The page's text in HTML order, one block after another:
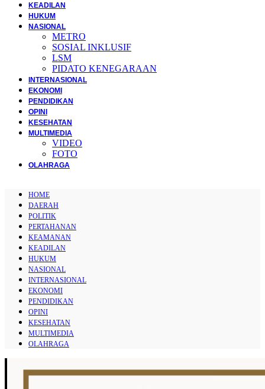
KEADILAN
HUKUM
NASIONAL
METRO
SOSIAL INKLUSIF
LSM
PIDATO KENEGARAAN
INTERNASIONAL
EKONOMI
PENDIDIKAN
OPINI
KESEHATAN
MULTIMEDIA
VIDEO
FOTO
OLAHRAGA
HOME
DAERAH
POLITIK
PERTAHANAN
KEAMANAN
KEADILAN
HUKUM
NASIONAL
INTERNASIONAL
EKONOMI
PENDIDIKAN
OPINI
KESEHATAN
MULTIMEDIA
OLAHRAGA